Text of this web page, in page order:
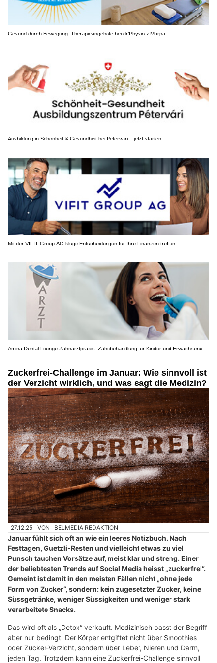
Gesund durch Bewegung: Therapieangebote bei dr’Physio z’Marpa
Ausbildung in Schönheit & Gesundheit bei Petervari – jetzt starten
Mit der VIFIT Group AG kluge Entscheidungen für Ihre Finanzen treffen
Amina Dental Lounge Zahnarztpraxis: Zahnbehandlung für Kinder und Erwachsene
Zuckerfrei-Challenge im Januar: Wie sinnvoll ist
der Verzicht wirklich, und was sagt die Medizin?
27.12.25 VON BELMEDIA REDAKTION
Januar fühlt sich oft an wie ein leeres Notizbuch. Nach
Festtagen, Guetzli-Resten und vielleicht etwas zu viel
Punsch tauchen Vorsätze auf, meist klar und streng. Einer
der beliebtesten Trends auf Social Media heisst „zuckerfrei“.
Gemeint ist damit in den meisten Fällen nicht „ohne jede
Form von Zucker“, sondern: kein zugesetzter Zucker, keine
Süssgetränke, weniger Süssigkeiten und weniger stark
verarbeitete Snacks.
Das wird oft als „Detox“ verkauft. Medizinisch passt der Begriff
aber nur bedingt. Der Körper entgiftet nicht über Smoothies
oder Zucker-Verzicht, sondern über Leber, Nieren und Darm,
jeden Tag. Trotzdem kann eine Zuckerfrei-Challenge sinnvoll